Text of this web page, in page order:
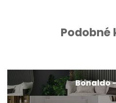
Podobné
Bonaldo